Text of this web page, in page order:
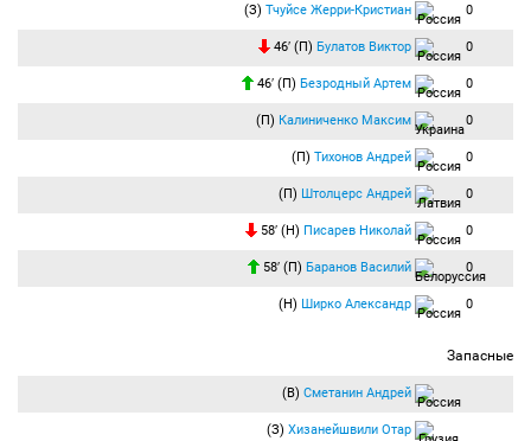
(З) Тчуйсе Жерри-Кристиан 0
46′ (П) Булатов Виктор 0
46′ (П) Безродный Артем 0
(П) Калиниченко Максим 0
(П) Тихонов Андрей 0
(П) Штолцерс Андрей 0
58′ (Н) Писарев Николай 0
58′ (П) Баранов Василий 0
(Н) Ширко Александр 0
Запасные
(В) Сметанин Андрей
(З) Хизанейшвили Отар